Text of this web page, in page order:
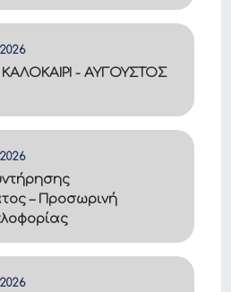
ΚΑΛΟΚΑΙΡΙ - ΑΥΓΟΥΣΤΟΣ
– Προσωρινή